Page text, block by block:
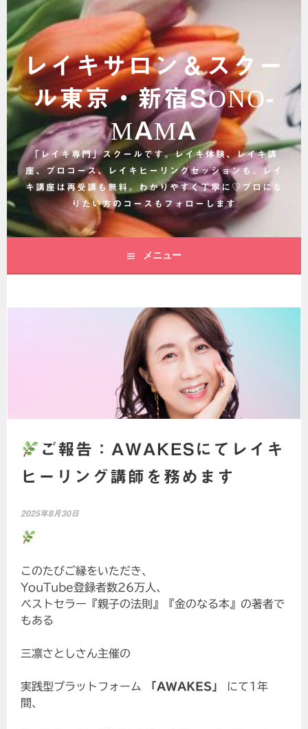
コ
ン
テ
ン
ツ
へ
ス
ッ
レイキサロン＆スクー
ル東京・新宿SONO-
MAMA
「レイキ専門」スクールです。レイキ体験、レイキ講
座、プロコース、レイキヒーリングセッションも。レイ
キ講座は再受講も無料。わかりやすく丁寧に♡プロにな
りたい方のコースもフォローします
メニュー
ご報告：AWAKESにてレイキ
ヒーリング講師を務めます
2025年8月30日
このたびご縁をいただき、
YouTube登録者数26万人、
ベストセラー『親子の法則』『金のなる本』の著者で
もある
三凛さとしさん主催の
実践型プラットフォーム 「AWAKES」
にて1年
間、